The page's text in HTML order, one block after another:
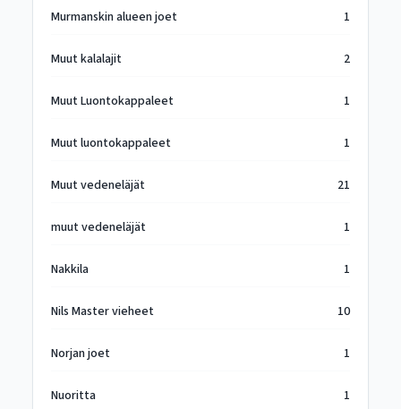
Murmanskin alueen joet 1
Muut kalalajit 2
Muut Luontokappaleet 1
Muut luontokappaleet 1
Muut vedeneläjät 21
muut vedeneläjät 1
Nakkila 1
Nils Master vieheet 10
Norjan joet 1
Nuoritta 1